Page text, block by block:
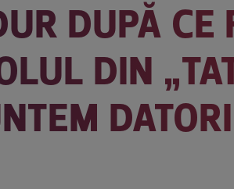
DUPĂ CE
DIN